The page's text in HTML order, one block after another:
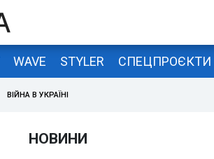
WAVE STYLER СПЕЦПРОЄКТИ
ВІЙНА В УКРАЇНІ
НОВИНИ